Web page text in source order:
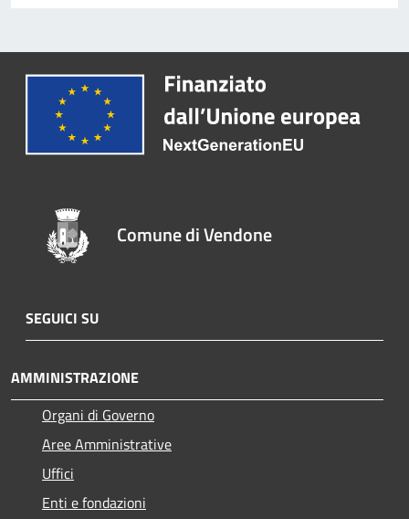
Comune di Vendone
SEGUICI SU
AMMINISTRAZIONE
Organi di Governo
Aree Amministrative
Uffici
Enti e fondazioni